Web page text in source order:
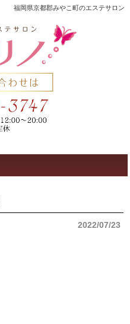
福岡県京都郡みやこ町のエステサロン
2022/07/23